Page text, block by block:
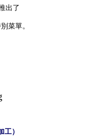
出了
菜單。
工）